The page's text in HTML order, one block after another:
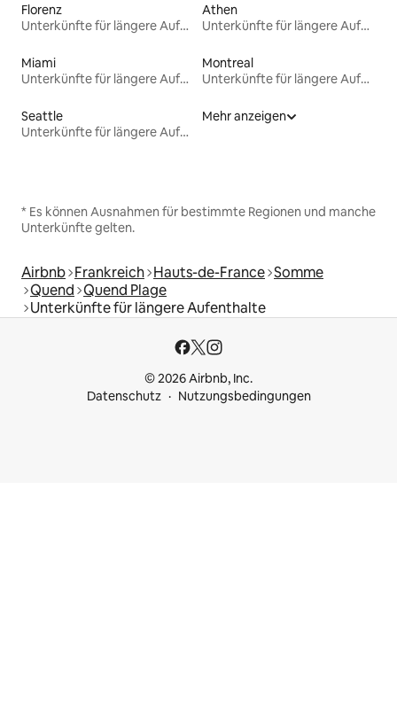
Florenz
Unterkünfte für längere Aufenthalte
Athen
Unterkünfte für längere Aufenthalte
Miami
Unterkünfte für längere Aufenthalte
Montreal
Unterkünfte für längere Aufenthalte
Seattle
Unterkünfte für längere Aufenthalte
Mehr anzeigen
* Es können Ausnahmen für bestimmte Regionen und manche
Unterkünfte gelten.
Airbnb Frankreich Hauts-de-France Somme
Quend Quend Plage
Unterkünfte für längere Aufenthalte
© 2026 Airbnb, Inc.
Datenschutz
Nutzungsbedingungen